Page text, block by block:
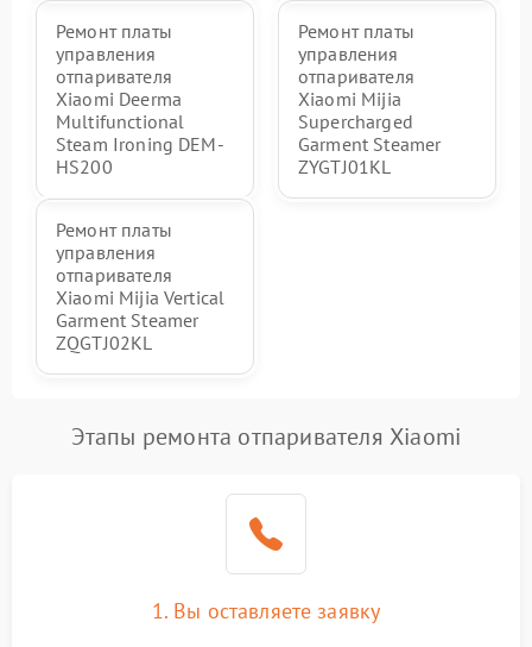
Ремонт платы
управления
отпаривателя
Xiaomi Deerma
Multifunctional
Steam Ironing DEM-
HS200
Ремонт платы
управления
отпаривателя
Xiaomi Mijia
Supercharged
Garment Steamer
ZYGTJ01KL
Ремонт платы
управления
отпаривателя
Xiaomi Mijia Vertical
Garment Steamer
ZQGTJ02KL
Этапы ремонта отпаривателя Xiaomi
1. Вы оставляете заявку